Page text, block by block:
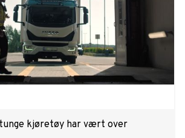
kjøretøy har vært over